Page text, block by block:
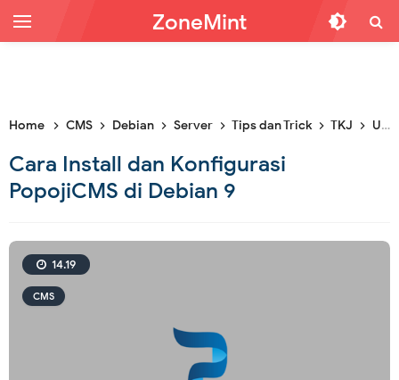
ZoneMint
Home CMS Debian Server Tips dan Trick TKJ Ubuntu
Cara Install dan Konfigurasi
PopojiCMS di Debian 9
CMS
14.19